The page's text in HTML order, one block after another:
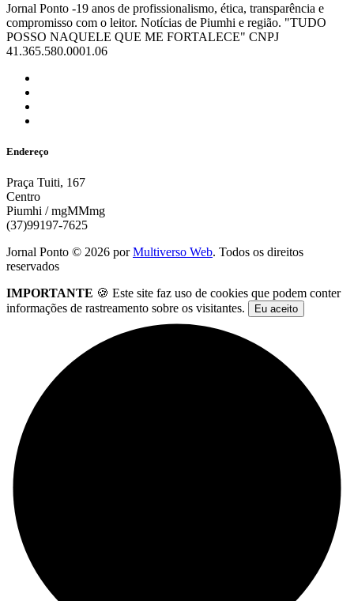
Jornal Ponto -19 anos de profissionalismo, ética, transparência e
compromisso com o leitor. Notícias de Piumhi e região. "TUDO
POSSO NAQUELE QUE ME FORTALECE" CNPJ
41.365.580.0001.06
Endereço
Praça Tuiti, 167
Centro
Piumhi / mgMMmg
(37)99197-7625
Jornal Ponto © 2026 porMultiverso Web. Todos os direitos
reservados
IMPORTANTE 🍪 Este site faz uso de cookies que podem conter
informações de rastreamento sobre os visitantes.
Eu aceito